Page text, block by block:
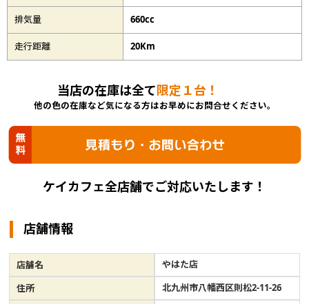
排気量 660cc
走行距離 20Km
当店の在庫は全て限定１台！
他の色の在庫など気になる方はお早めにお問合せください。
ケイカフェ全店舗でご対応いたします！
店舗情報
店舗名
やはた店
住所
北九州市八幡西区則松2-11-26